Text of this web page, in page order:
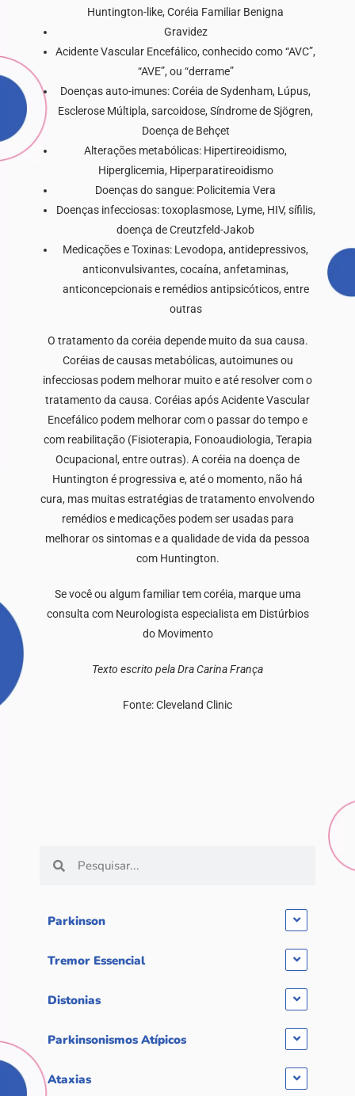
Parkinson
Tremor Essencial
Distonias
Parkinsonismos Atípicos
Ataxias
Huntington-like, Coréia Familiar Benigna
Gravidez
Acidente Vascular Encefálico, conhecido como “AVC”,
“AVE”, ou “derrame”
Doenças auto-imunes: Coréia de Sydenham, Lúpus,
Esclerose Múltipla, sarcoidose, Síndrome de Sjögren,
Doença de Behçet
Alterações metabólicas: Hipertireoidismo,
Hiperglicemia, Hiperparatireoidismo
Doenças do sangue: Policitemia Vera
Doenças infecciosas: toxoplasmose, Lyme, HIV, sífilis,
doença de Creutzfeld-Jakob
Medicações e Toxinas: Levodopa, antidepressivos,
anticonvulsivantes, cocaína, anfetaminas,
anticoncepcionais e remédios antipsicóticos, entre
outras
O tratamento da coréia depende muito da sua causa.
Coréias de causas metabólicas, autoimunes ou
infecciosas podem melhorar muito e até resolver com o
tratamento da causa. Coréias após Acidente Vascular
Encefálico podem melhorar com o passar do tempo e
com reabilitação (Fisioterapia, Fonoaudiologia, Terapia
Ocupacional, entre outras). A coréia na doença de
Huntington é progressiva e, até o momento, não há
cura, mas muitas estratégias de tratamento envolvendo
remédios e medicações podem ser usadas para
melhorar os sintomas e a qualidade de vida da pessoa
com Huntington.
Se você ou algum familiar tem coréia, marque uma
consulta com Neurologista especialista em Distúrbios
do Movimento
Texto escrito pela Dra Carina França
Fonte: Cleveland Clinic